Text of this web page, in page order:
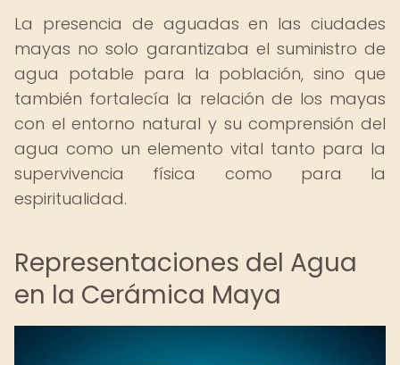
La presencia de aguadas en las ciudades
mayas no solo garantizaba el suministro de
agua potable para la población, sino que
también fortalecía la relación de los mayas
con el entorno natural y su comprensión del
agua como un elemento vital tanto para la
supervivencia física como para la
espiritualidad.
Representaciones del Agua
en la Cerámica Maya